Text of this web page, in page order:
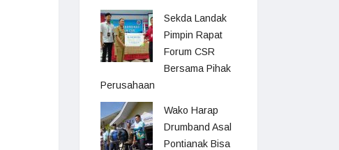
Sekda Landak
Pimpin Rapat
Forum CSR
Bersama Pihak
Perusahaan
Wako Harap
Drumband Asal
Pontianak Bisa